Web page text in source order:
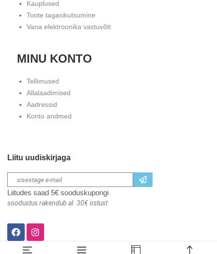
Kauplused
Toote tagasikutsumine
Vana elektroonika vastuvõtt
MINU KONTO
Tellimused
Allalaadimised
Aadressid
Konto andmed
Liitu uudiskirjaga
Liitudes saad 5€ sooduskupongi
soodustus rakendub al. 30€ ostust